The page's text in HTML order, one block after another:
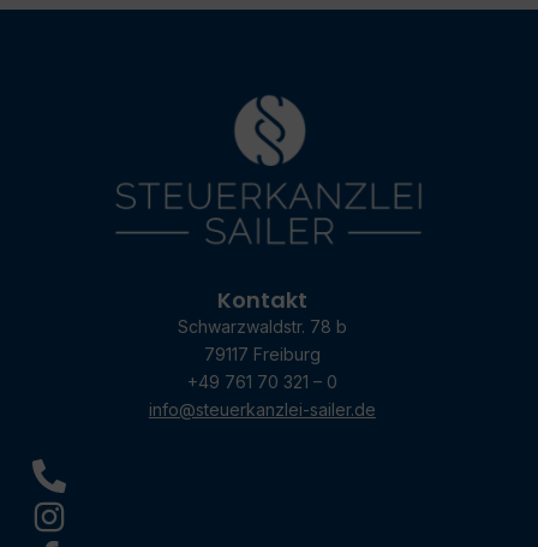
Kontakt
Schwarzwaldstr. 78 b
79117 Freiburg
+49 761 70 321 – 0
info@steuerkanzlei-sailer.de